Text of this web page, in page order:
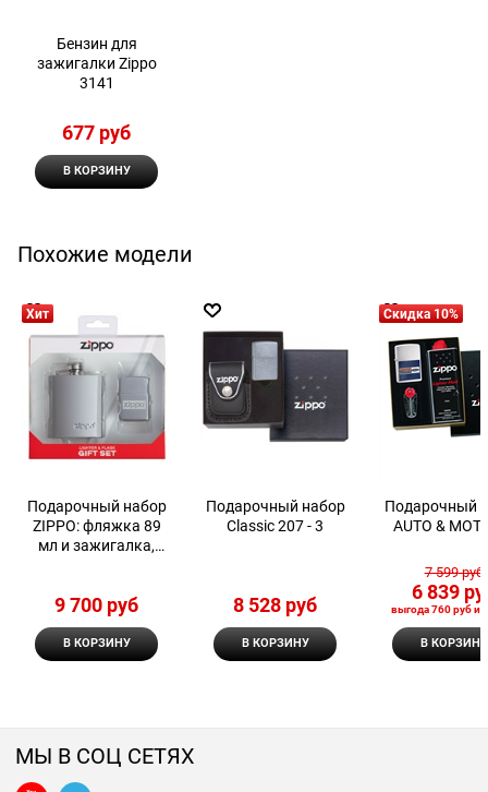
Бензин для
зажигалки Zippo
3141
677 руб
В КОРЗИНУ
Похожие модели
Хит
Подарочный набор
ZIPPO: фляжка 89
мл и зажигалка,
коробке с подвесом
9 700 руб
В КОРЗИНУ
Подарочный набор
Classic 207 - 3
8 528 руб
В КОРЗИНУ
Скидка 10%
Подарочный
AUTO &
7 599 руб
6 839
выгода760 руб
В КОРЗИНУ
МЫ В СОЦ СЕТЯХ